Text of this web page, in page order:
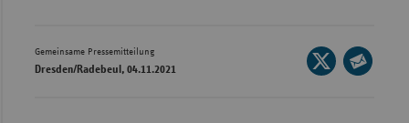
Gemeinsame Pressemitteilung
Dresden/Radebeul, 04.11.2021
Seite
auf